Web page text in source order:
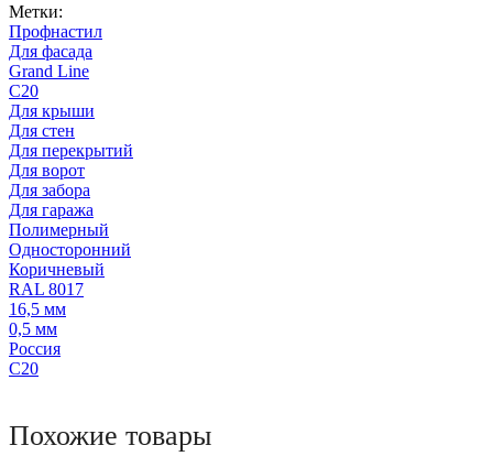
Метки:
Профнастил
Для фасада
Grand Line
С20
Для крыши
Для стен
Для перекрытий
Для ворот
Для забора
Для гаража
Полимерный
Односторонний
Коричневый
RAL 8017
16,5 мм
0,5 мм
Россия
С20
Похожие товары